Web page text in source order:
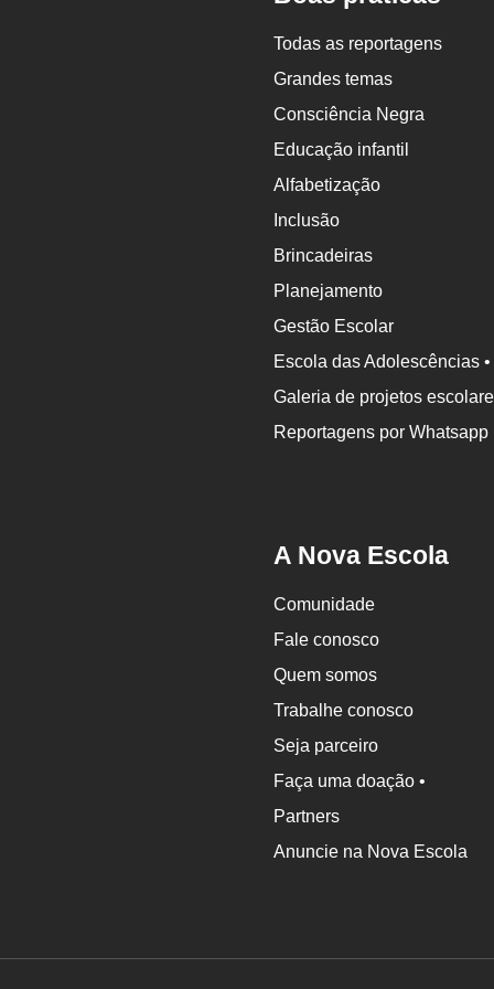
Todas as reportagens
Grandes temas
Consciência Negra
Educação infantil
Alfabetização
Inclusão
Brincadeiras
Planejamento
Gestão Escolar
Escola das Adolescências •
Galeria de projetos
Reportagens por Whatsapp
A Nova Escola
Comunidade
Fale conosco
Quem somos
Trabalhe conosco
Seja parceiro
Faça uma doação •
Partners
Anuncie na Nova Escola